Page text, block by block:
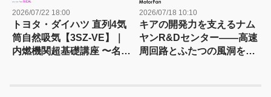
2026/07/22 18:00
トヨタ・ダイハツ 直列4気
筒自然吸気【3SZ-VE】｜
内燃機関超基礎講座 〜名作
2026/07/18 10:10
キアの開発力を支えるナム
ヤンR&Dセンター――高速
周回路とふたつの風洞を訪